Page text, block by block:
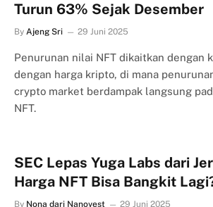
Turun 63% Sejak Desember
By Ajeng Sri 29 Juni 2025
Penurunan nilai NFT dikaitkan dengan
dengan harga kripto, di mana
crypto market berdampak langsung
NFT.
SEC Lepas Yuga Labs dari
Harga NFT Bisa Bangkit
By Nona dari Nanovest 29 Juni 2025